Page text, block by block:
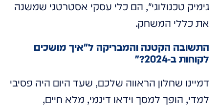
גימיק טכנולוגי", הם כלי עסקי אסטרטגי שמשנה
את כללי המשחק.
התשובה הקטנה והמבריקה ל"איך מושכים
לקוחות ב-2024?"
דמיינו שחלון הראווה שלכם, שעד היום היה פסיבי
למדי, הופך למסך וידאו דינמי, מלא חיים,